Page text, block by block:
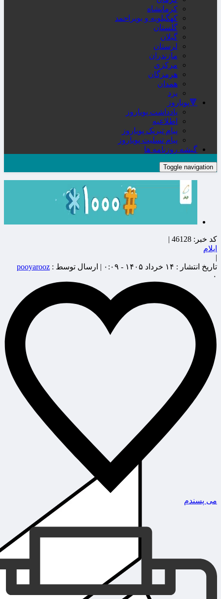
کرمانشاه
کهگیلویه و بویراحمد
گلستان
گیلان
لرستان
مازندران
مرکزی
هرمزگان
همدان
یزد
🔻پویاروز
یادداشت پویاروز
اطلاعیه
پیام تبریک پویاروز
پیام تسلیت پویاروز
گیشه روزنامه ها
Toggle navigation
کد خبر: 46128 |
ایلام
|
تاریخ انتشار : ۱۴ خرداد ۱۴۰۵ - ۰:۰۹ | ارسال توسط : pooyarooz
۰
می پسندم